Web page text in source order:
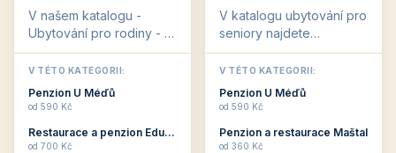
rodiny
V našem katalogu -
Ubytování pro rodiny -
jsou pro Vás připraveny
objekty, které svojí
polohou či vybaveností,
nabízí klidné ubytování
V TÉTO KATEGORII:
Penzion U Méďů
od 590 Kč
Restaurace a penzion Eduard
od 700 Kč
seniory
V katalogu ubytování pro
seniory najdete
penziony a hotely, které
jsou přizpůsobeny pro
ubytování klientů vyššího
věku. Některé z nich
V TÉTO KATEGORII:
Penzion U Méďů
od 590 Kč
Penzion a restaurace Maštal
od 360 Kč